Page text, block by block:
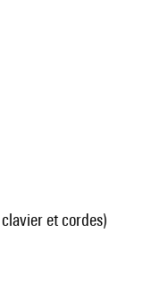
et cordes)